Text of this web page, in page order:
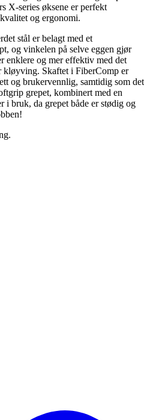
X-series øksene er perfekt
og ergonomi.
stål er belagt med et
og vinkelen på selve eggen gjør
enklere og mer effektiv med det
kløyving. Skaftet i FiberComp er
og brukervennlig, samtidig som det
grepet, kombinert med en
i bruk, da grepet både er stødig og